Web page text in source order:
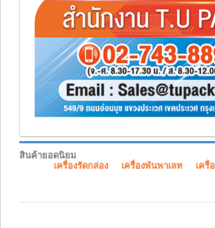
สินค้ายอดนิยม
เครื่องรัดกล่อง
เครื่องพันพาเลท เครื่